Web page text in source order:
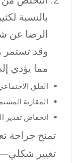
بالنسبة
الرضا عن
وقد تستمر
مما يؤدي
القلق
المقارنة
انخفاض تقدير
تمنح جراحة
تغيير